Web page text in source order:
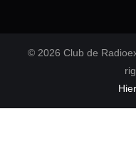
© 2026 Club de